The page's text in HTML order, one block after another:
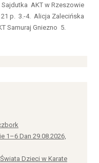
AKT w Rzeszowie
p. 3.-4. Alicja Zalecińska
Samuraj Gniezno 5.
1–6 Dan 29.08.2026,
Dzieci w Karate